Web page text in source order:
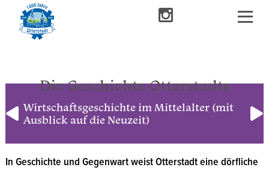
Die Geschichte Otterstadts
Wirtschaftsgeschichte im Mittelalter (mit
Ausblick auf die Neuzeit)
In Geschichte und Gegenwart weist Otterstadt eine dörfliche